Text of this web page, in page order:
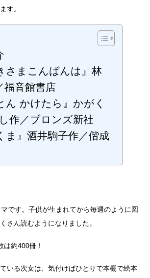
す。
さまこんばんは』林
福音館書店
ん かけたら』かがく
作／ブロンズ新社
ま』酒井駒子作／偕成
です。子供が生まれてから毎週のように図
さん読むようになりました。
は約400冊！
いる次女は、気付けばひとりで本棚で絵本